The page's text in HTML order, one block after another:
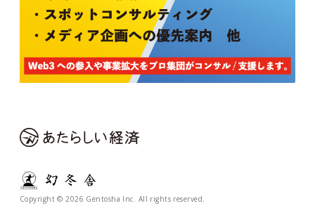
Copyright © 2026 Gentosha Inc. All rights reserved.